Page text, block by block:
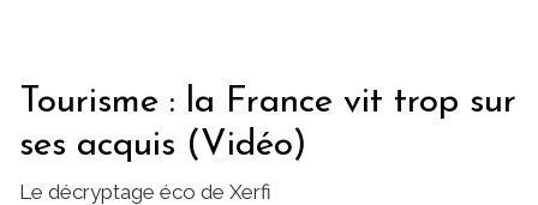
Tourisme : la France vit trop sur
ses acquis (Vidéo)
Le décryptage éco de Xerfi